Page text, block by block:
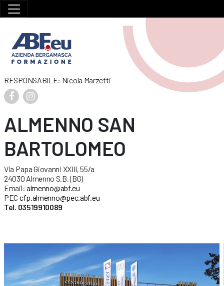
RESPONSABILE: Nicola Marzetti
ALMENNO SAN
BARTOLOMEO
Via Papa Giovanni XXIII, 55/a
24030 Almenno S.B. (BG)
Email: almenno@abf.eu
PEC cfp.almenno@pec.abf.eu
Tel. 03519910089